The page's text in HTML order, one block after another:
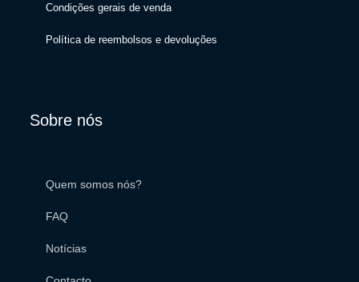
Condições gerais de venda
Política de reembolsos e devoluções
Sobre nós
Quem somos nós?
FAQ
Notícias